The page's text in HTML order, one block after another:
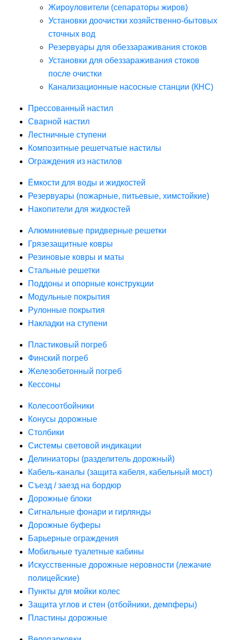
Жироуловители (сепараторы жиров)
Установки доочистки хозяйственно-бытовых
сточных вод
Резервуары для обеззараживания стоков
Установки для обеззараживания стоков
после очистки
Канализационные насосные станции (КНС)
Прессованный настил
Сварной настил
Лестничные ступени
Композитные решетчатые настилы
Ограждения из настилов
Ёмкости для воды и жидкостей
Резервуары (пожарные, питьевые, химстойкие)
Накопители для жидкостей
Алюминиевые придверные решетки
Грязезащитные ковры
Резиновые ковры и маты
Стальные решетки
Поддоны и опорные конструкции
Модульные покрытия
Рулонные покрытия
Накладки на ступени
Пластиковый погреб
Финский погреб
Железобетонный погреб
Кессоны
Колесоотбойники
Конусы дорожные
Столбики
Системы световой индикации
Делиниаторы (разделитель дорожный)
Кабель-каналы (защита кабеля, кабельный мост)
Съезд / заезд на бордюр
Дорожные блоки
Сигнальные фонари и гирлянды
Дорожные буферы
Барьерные ограждения
Мобильные туалетные кабины
Искусственные дорожные неровности (лежачие
полицейские)
Пункты для мойки колес
Защита углов и стен (отбойники, демпферы)
Пластины дорожные